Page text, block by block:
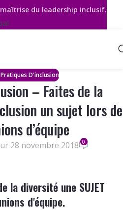
D'inclusion
– Faites de la
un sujet lors de
d’équipe
28 novembre 2018 0
la diversité une SUJET
d'équipe.
du leadership inclusif.